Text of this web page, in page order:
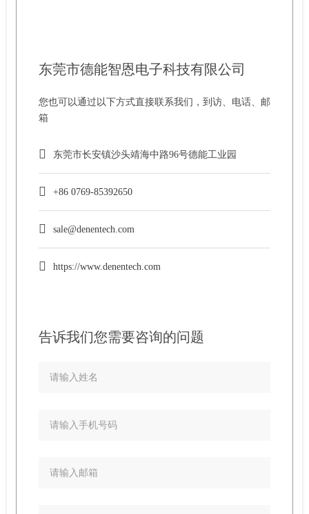
告诉我们您需要咨询的问题
东莞市德能智恩电子科技有限公司
您也可以通过以下方式直接联系我们，到访、电话、邮
箱
东莞市长安镇沙头靖海中路96号德能工业园
+86 0769-85392650
sale@denentech.com
https://www.denentech.com